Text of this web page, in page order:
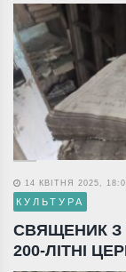
14 КВІТНЯ 2025,
КУЛЬТУРА
СВЯЩЕНИК
200-ЛІТНІ